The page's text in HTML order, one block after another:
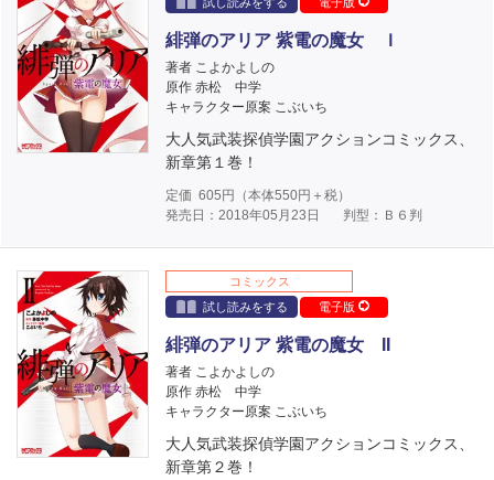
緋弾のアリア 紫電の魔女 Ｉ
著者 こよかよしの
原作 赤松 中学
キャラクター原案 こぶいち
大人気武装探偵学園アクションコミックス、
新章第１巻！
定価 605 円（本体550円＋税）
発売日：2018年05月23日
判型：Ｂ６判
コミックス
試し読みをする
電子版
緋弾のアリア 紫電の魔女 II
著者 こよかよしの
原作 赤松 中学
キャラクター原案 こぶいち
大人気武装探偵学園アクションコミックス、
新章第２巻！